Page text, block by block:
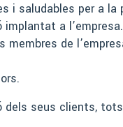
i saludables per a
a l’empresa.
de
seus clients,